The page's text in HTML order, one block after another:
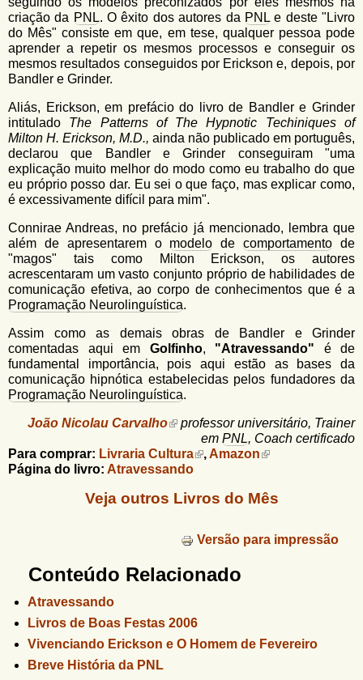
criação da PNL. O êxito dos autores da PNLe deste "Livro
do Mês" consiste em que, em tese, qualquer pessoa pode
aprender a repetir os mesmos processos e conseguir os
mesmos resultados conseguidos por Erickson e, depois, por
Bandler e Grinder.
Aliás, Erickson, em prefácio do livro de Bandler e Grinder
intitulado The Patterns of The Hypnotic Techiniques of
Milton H. Erickson, M.D., ainda não publicado em português,
declarou que Bandler e Grinder conseguiram "uma
explicação muito melhor do modo como eu trabalho do que
eu próprio posso dar. Eu sei o que faço, mas explicar como,
é excessivamente difícil para mim".
Connirae Andreas, no prefácio já mencionado, lembra que
além de apresentarem o modelo decomportamento de
"magos" tais como Milton Erickson, os autores
acrescentaram um vasto conjunto próprio de habilidades de
comunicação efetiva, ao corpo de conhecimentos que é a
Programação Neurolinguística.
Assim como as demais obras de Bandler e Grinder
comentadas aqui em Golfinho, "Atravessando" é de
fundamental importância, pois aqui estão as bases da
comunicação hipnótica estabelecidas pelos fundadores da
Programação Neurolinguística.
João Nicolau Carvalho
professor universitário, Trainer
em PNL, Coach certificado
Para comprar: Livraria Cultura ,Amazon
Página do livro: Atravessando
Veja outros Livros do Mês
Versão para impressão
Conteúdo Relacionado
Atravessando
Livros de Boas Festas 2006
Vivenciando Erickson e O Homem de Fevereiro
Breve História da PNL